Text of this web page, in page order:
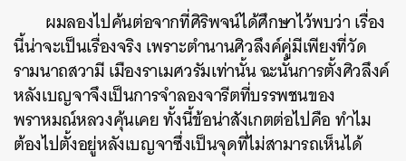
ผมลองไปค้นต่อจากที่ศิริพจน์ได้ศึกษาไว้พบว่า เรื่อง
นี้น่าจะเป็นเรื่องจริง เพราะตำนานศิวลึงค์คู่มีเพียงที่วัด
รามนาถสวามี เมืองราเมศวรัมเท่านั้น ฉะนั้นการตั้งศิวลึงค์
หลังเบญจาจึงเป็นการจำลองจารีตที่บรรพชนของ
พราหมณ์หลวงคุ้นเคย ทั้งนี้ข้อน่าสังเกตต่อไปคือ ทำไม
ต้องไปตั้งอยู่หลังเบญจาซึ่งเป็นจุดที่ไม่สามารถเห็นได้
ค้นหา
SHARE TWEET LINE EMAIL